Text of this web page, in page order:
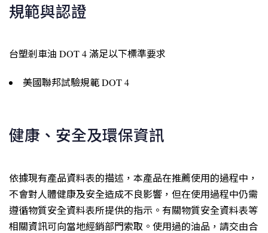
規範與認證
台塑剎車油 DOT 4 滿足以下標準要求
美國聯邦試驗規範 DOT 4
健康、安全及環保資訊
依據現有產品資料表的描述，本產品在推薦使用的過程中，
不會對人體健康及安全造成不良影響，但在使用過程中仍需
遵循物質安全資料表所提供的指示。有關物質安全資料表等
相關資訊可向當地經銷部門索取。使用過的油品，請交由合